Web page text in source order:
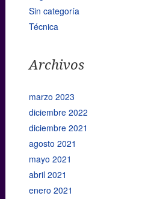
Sin categoría
Técnica
Archivos
marzo 2023
diciembre 2022
diciembre 2021
agosto 2021
mayo 2021
abril 2021
enero 2021